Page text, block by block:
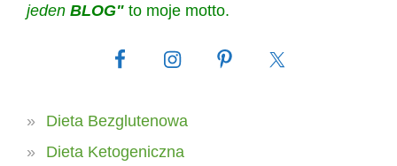
jeden BLOG" to moje motto.
Dieta Bezglutenowa
Dieta Ketogeniczna